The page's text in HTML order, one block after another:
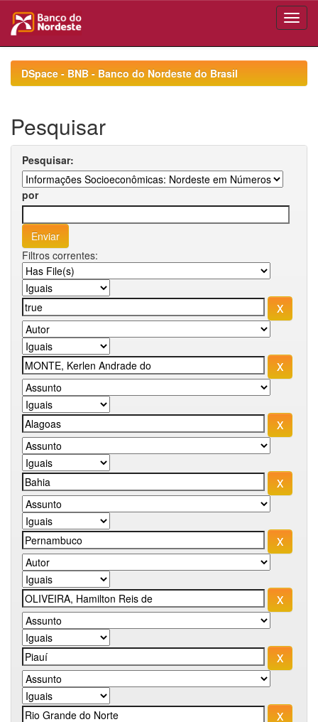
navigationDSpace - BNB - Banco do Nordeste do Brasil
Pesquisar
Pesquisar:
por
Filtros correntes: